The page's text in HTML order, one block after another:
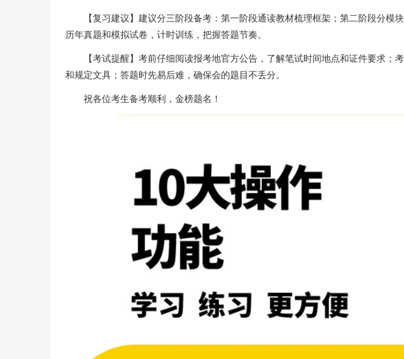
【复习建议】建议分三阶段备考：第一阶段通读教材梳理框架；第二阶段分模
历年真题和模拟试卷，计时训练，把握答题节奏。
【考试提醒】考前仔细阅读报考地官方公告，了解笔试时间地点和证件要求；
和规定文具；答题时先易后难，确保会的题目不丢分。
祝各位考生备考顺利，金榜题名！